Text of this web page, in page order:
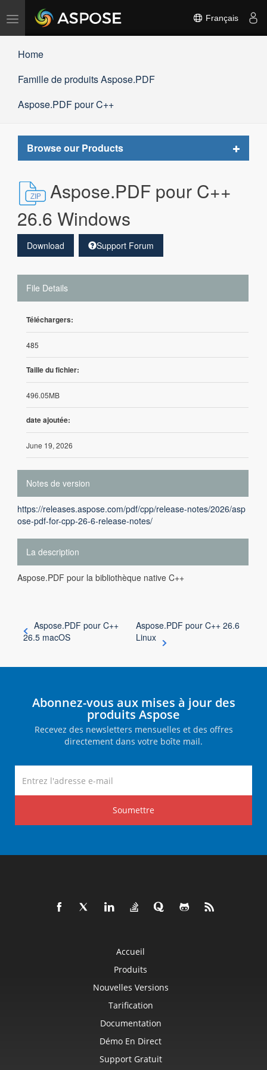
Basculer
Français
Home
Famille de produits Aspose.PDF
Aspose.PDF pour C++
Browse our Products
Toggle
Aspose.PDF pour C++
26.6 Windows
Download Support Forum
File Details
Téléchargers:
485
Taille du fichier:
496.05MB
date ajoutée:
June 19, 2026
Notes de version
https://releases.aspose.com/pdf/cpp/release-notes/2026/asp
ose-pdf-for-cpp-26-6-release-notes/
La description
Aspose.PDF pour la bibliothèque native C++
Aspose.PDF pour C++
26.5 macOS
Aspose.PDF pour C++ 26.6
Linux
Abonnez-vous aux mises à jour des
produits Aspose
Recevez des newsletters mensuelles et des offres
directement dans votre boîte mail.
Soumettre
Accueil
Produits
Nouvelles Versions
Tarification
Documentation
Démo En Direct
Support Gratuit